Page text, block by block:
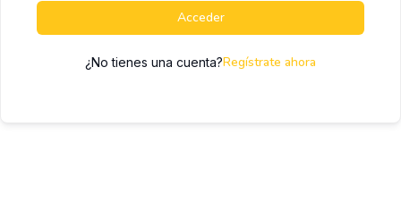
Acceder
¿No tienes una cuenta?Regístrate ahora